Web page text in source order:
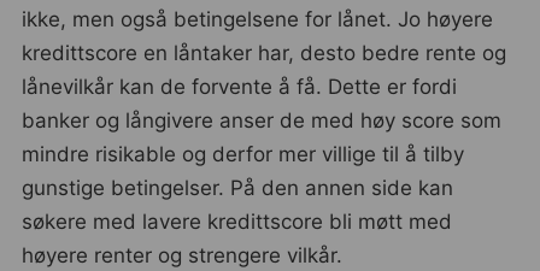
ikke, men også betingelsene for lånet. Jo høyere
kredittscore en låntaker har, desto bedre rente og
lånevilkår kan de forvente å få. Dette er fordi
banker og långivere anser de med høy score som
mindre risikable og derfor mer villige til å tilby
gunstige betingelser. På den annen side kan
søkere med lavere kredittscore bli møtt med
høyere renter og strengere vilkår.